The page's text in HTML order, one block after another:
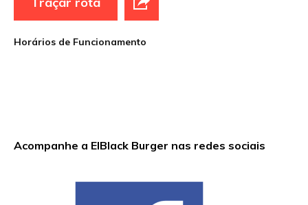
Horários de Funcionamento
Acompanhe a ElBlack Burger nas redes sociais